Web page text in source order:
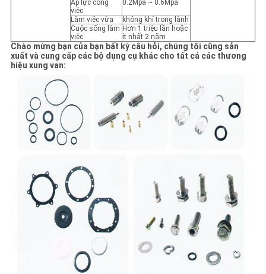
Áp lực công
việc
0.2Mpa ~ 0.6Mpa
Làm việc vừa
không khí trong lành
Cuộc sống làm
việc
Hơn 1 triệu lần hoặc
ít nhất 2 năm
Chào mừng bạn của bạn bất kỳ câu hỏi, chúng tôi cũng sản
xuất và cung cấp các bộ dụng cụ khác cho tất cả các thương
hiệu xung van: